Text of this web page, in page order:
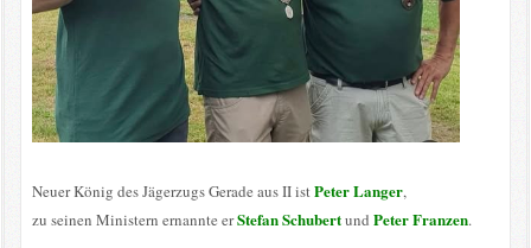
Neuer König des Jägerzugs Gerade aus II istPeter Langer,
zu seinen Ministern ernannte erStefan Schubertund Peter Franzen.